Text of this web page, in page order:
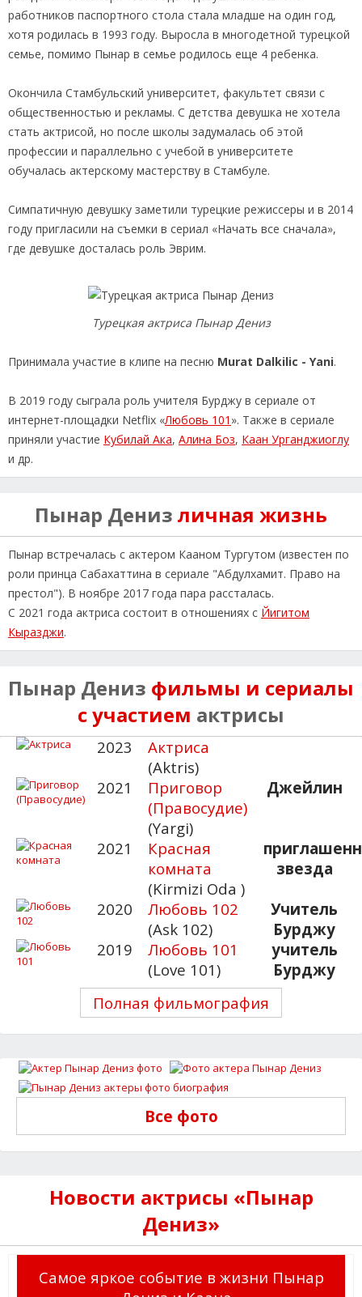
работников паспортного стола стала младше на один год,
хотя родилась в 1993 году. Выросла в многодетной турецкой
семье, помимо Пынар в семье родилось еще 4 ребенка.
Окончила Стамбульский университет, факультет связи с
общественностью и рекламы. С детства девушка не хотела
стать актрисой, но после школы задумалась об этой
профессии и параллельно с учебой в университете
обучалась актерскому мастерству в Стамбуле.
Симпатичную девушку заметили турецкие режиссеры и в 2014
году пригласили на съемки в сериал «Начать все сначала»,
где девушке досталась роль Эврим.
Турецкая актриса Пынар Дениз
Принимала участие в клипе на песню Murat Dalkilic - Yani.
В 2019 году сыграла роль учителя Бурджу в сериале от
интернет-площадки Netflix «Любовь 101 ». Также в сериале
приняли участие Кубилай Ака, Алина Боз, Каан Урганджиоглу
и др.
Пынар Дениз личная жизнь
Пынар встречалась с актером Кааном Тургутом (известен по
роли принца Сабахаттина в сериале "Абдулхамит. Право на
престол"). В ноябре 2017 года пара рассталась.
С 2021 года актриса состоит в отношениях с Йигитом
Кыразджи.
Пынар Дениз фильмы и сериалы
с участием актрисы
2023
Актриса
(Aktris)
2021
Приговор
(Правосудие)
(Yargi)
Джейлин
2021
Красная
комната
(Kirmizi Oda )
звезда
2020
Любовь 102
(Ask 102)
Учитель
Бурджу
2019
Любовь 101
(Love 101)
учитель
Бурджу
Полная фильмография
Все фото
Новости актрисы «Пынар
Дениз»
Самое яркое событие в жизни Пынар